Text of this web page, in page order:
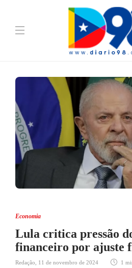
Economia
Lula critica pressão
financeiro por ajuste
Redação 11 de novembro de 2024 1